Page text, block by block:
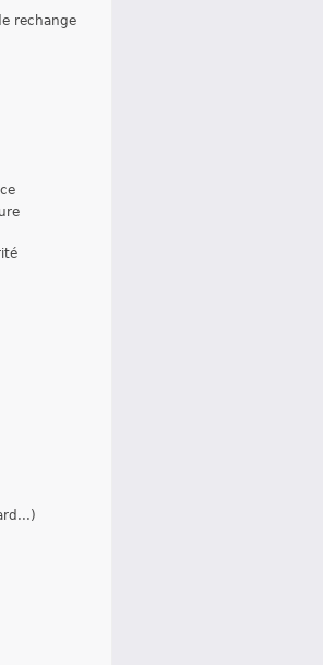
rechange